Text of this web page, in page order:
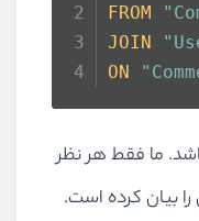
FROM
JOIN
ON
ما فقط هر نظر
بیان کرده است.